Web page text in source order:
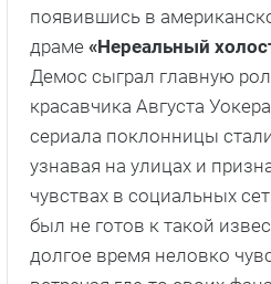
появившись в
драме «Нереальный
Демос сыграл главную
красавчика Августа
сериала поклонницы
узнавая на улицах и
чувствах в социальных
был не готов к такой
долгое время неловко